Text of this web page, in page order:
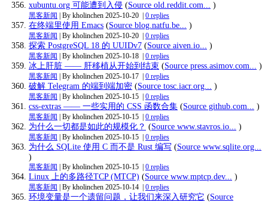
xubuntu.org 可能遭到入侵 (Source old.reddit.com... )
黑客新闻 | By kholinchen 2025-10-20 0 replies
在终端里使用 Emacs (Source blog.natfu.be... )
黑客新闻 | By kholinchen 2025-10-20 0 replies
探索 PostgreSQL 18 的 UUIDv7 (Source aiven.io... )
黑客新闻 | By kholinchen 2025-10-18 0 replies
冰上肝脏 —— 肝移植从开始到结束 (Source press.asimov.com... )
黑客新闻 | By kholinchen 2025-10-17 0 replies
破解 Telegram 的端到端加密 (Source tosc.iacr.org... )
黑客新闻 | By kholinchen 2025-10-15 0 replies
css-extras —— 一些实用的 CSS 函数合集 (Source github.com... )
黑客新闻 | By kholinchen 2025-10-15 0 replies
为什么一切都是如此的规模化？ (Source www.stavros.io... )
黑客新闻 | By kholinchen 2025-10-15 0 replies
为什么 SQLite 使用 C 而不是 Rust 编写 (Source www.sqlite.org...
)
黑客新闻 | By kholinchen 2025-10-15 0 replies
Linux 上的多路径TCP (MTCP) (Source www.mptcp.dev... )
黑客新闻 | By kholinchen 2025-10-14 0 replies
环境变量是一个遗留问题，让我们来深入研究它 (Source